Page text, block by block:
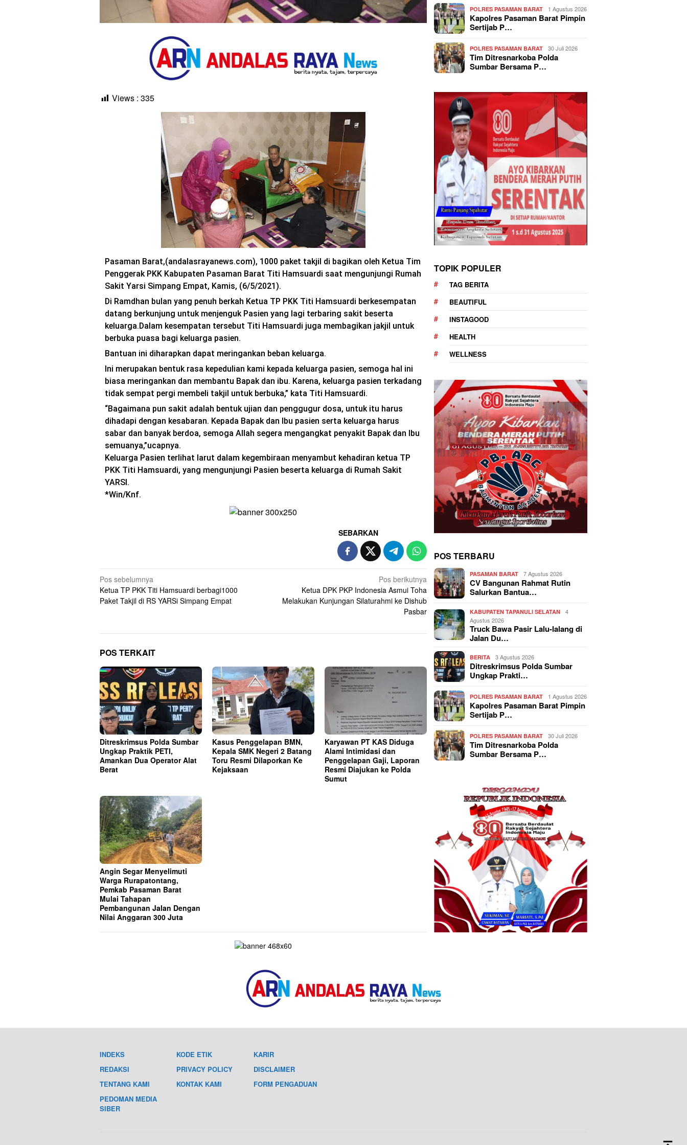
Views : 335
Pasaman Barat,(andalasrayanews.com), 1000 paket takjil di bagikan oleh Ketua Tim
Penggerak PKK Kabupaten Pasaman Barat Titi Hamsuardi saat mengunjungi Rumah
Sakit Yarsi Simpang Empat, Kamis, (6/5/2021).
Di Ramdhan bulan yang penuh berkah Ketua TP PKK Titi Hamsuardi berkesempatan
datang berkunjung untuk menjenguk Pasien yang lagi terbaring sakit beserta
keluarga.Dalam kesempatan tersebut Titi Hamsuardi juga membagikan jakjil untuk
berbuka puasa bagi keluarga pasien.
Bantuan ini diharapkan dapat meringankan beban keluarga.
Ini merupakan bentuk rasa kepedulian kami kepada keluarga pasien, semoga hal ini
biasa meringankan dan membantu Bapak dan ibu. Karena, keluarga pasien terkadang
tidak sempat pergi membeli takjil untuk berbuka,” kata Titi Hamsuardi.
“Bagaimana pun sakit adalah bentuk ujian dan penggugur dosa, untuk itu harus
dihadapi dengan kesabaran. Kepada Bapak dan Ibu pasien serta keluarga harus
sabar dan banyak berdoa, semoga Allah segera mengangkat penyakit Bapak dan Ibu
semuanya,”ucapnya.
Keluarga Pasien terlihat larut dalam kegembiraan menyambut kehadiran ketua TP
PKK Titi Hamsuardi, yang mengunjungi Pasien beserta keluarga di Rumah Sakit
YARSI.
*Win/Knf.
SEBARKAN
Navigasi
pos
Pos sebelumnya
Ketua TP PKK Titi Hamsuardi berbagi1000
Paket Takjil di RS YARSi Simpang Empat
Pos berikutnya
Ketua DPK PKP Indonesia Asmui Toha
Melakukan Kunjungan Silaturahmi ke Dishub
Pasbar
POS TERKAIT
Ditreskrimsus Polda Sumbar
Ungkap Praktik PETI,
Amankan Dua Operator Alat
Berat
Kasus Penggelapan BMN,
Kepala SMK Negeri 2 Batang
Toru Resmi Dilaporkan Ke
Kejaksaan
Karyawan PT KAS Diduga
Alami Intimidasi dan
Penggelapan Gaji, Laporan
Resmi Diajukan ke Polda
Sumut
Angin Segar Menyelimuti
Warga Rurapatontang,
Pemkab Pasaman Barat
Mulai Tahapan
Pembangunan Jalan Dengan
Nilai Anggaran 300 Juta
POLRES PASAMAN BARAT 1 Agustus 2026
Kapolres Pasaman Barat Pimpin
Sertijab P…
POLRES PASAMAN BARAT 30 Juli 2026
Tim Ditresnarkoba Polda
Sumbar Bersama P…
TOPIK POPULER
TAG BERITA
BEAUTIFUL
INSTAGOOD
HEALTH
WELLNESS
POS TERBARU
PASAMAN BARAT 7 Agustus 2026
CV Bangunan Rahmat Rutin
Salurkan Bantua…
KABUPATEN TAPANULI SELATAN
4
Agustus 2026
Truck Bawa Pasir Lalu-lalang di
Jalan Du…
BERITA 3 Agustus 2026
Ditreskrimsus Polda Sumbar
Ungkap Prakti…
POLRES PASAMAN BARAT 1 Agustus 2026
Kapolres Pasaman Barat Pimpin
Sertijab P…
POLRES PASAMAN BARAT 30 Juli 2026
Tim Ditresnarkoba Polda
Sumbar Bersama P…
INDEKS KODE ETIK
KARIR
REDAKSI
PRIVACY POLICY
DISCLAIMER
TENTANG KAMI
KONTAK KAMI
FORM PENGADUAN
PEDOMAN MEDIA
SIBER